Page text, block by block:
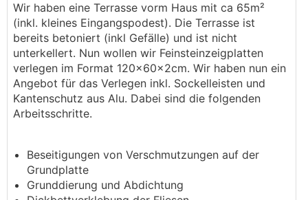
Wir haben eine Terrasse vorm Haus mit ca 65m²
(inkl. kleines Eingangspodest). Die Terrasse ist
bereits betoniert (inkl Gefälle) und ist nicht
unterkellert. Nun wollen wir Feinsteinzeigplatten
verlegen im Format 120x60x2cm. Wir haben nun ein
Angebot für das Verlegen inkl. Sockelleisten und
Kantenschutz aus Alu. Dabei sind die folgenden
Arbeitsschritte.
Beseitigungen von Verschmutzungen auf der
Grundplatte
Grunddierung und Abdichtung